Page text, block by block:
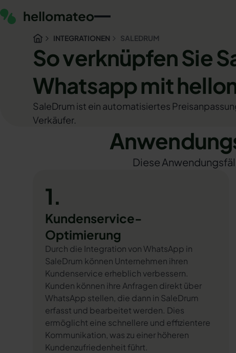
INTEGRATIONEN SALEDRUM
So verknüpfen Sie
Whatsapp mit
SaleDrum ist ein automatisiertes
Verkäufer.
Diese
1.
Kundenservice-
Optimierung
Durch die Integration von WhatsApp in
SaleDrum können Unternehmen ihren
Kundenservice erheblich verbessern.
Kunden können ihre Anfragen direkt über
WhatsApp stellen, die dann in SaleDrum
erfasst und bearbeitet werden. Dies
ermöglicht eine schnellere und effizientere
Kommunikation, was zu einer höheren
Kundenzufriedenheit führt.